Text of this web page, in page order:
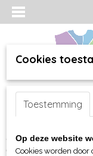
Inloggen Registreren
Home >webshop>
hem>T-shirts>
Cookies
Toestemming
Op deze website
Cookies worden door